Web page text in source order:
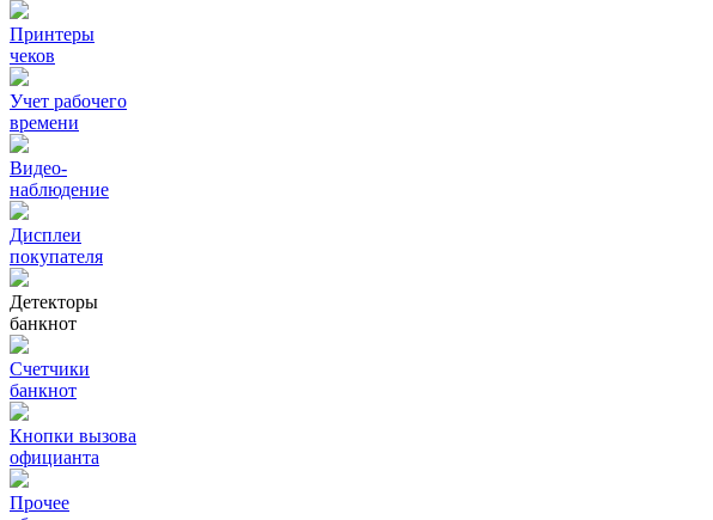
Принтеры
чеков
Учет рабочего
времени
Видео‑
наблюдение
Дисплеи
покупателя
Детекторы
банкнот
Счетчики
банкнот
Кнопки вызова
официанта
Прочее